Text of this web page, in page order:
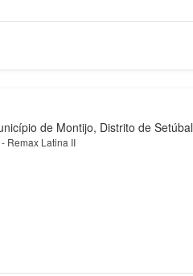
de Montijo, Distrito de Setúbal
Remax Latina II